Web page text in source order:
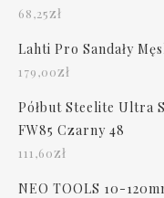
68,25zł
Lahti Pro Sandały
179,00zł
Półbut Steelite Ultra
FW85 Czarny 48
111,60zł
NEO TOOLS 10-